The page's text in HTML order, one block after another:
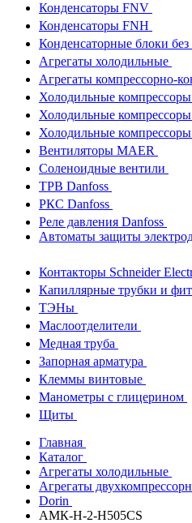
Конденсаторы FNV
Конденсаторы FNH
Конденсаторные блоки
Агрегаты холодильные
Агрегаты компрессорно-
Холодильные
Холодильные
Холодильные
Вентиляторы MAER
Соленоидные вентили
ТРВ Danfoss
РКС Danfoss
Реле давления Danfoss
Автоматы защиты
Контакторы Schneider
Капиллярные трубки и
ТЭНы
Маслоотделители
Медная труба
Запорная арматура
Клеммы винтовые
Манометры с глицерином
Щиты
Главная
Каталог
Агрегаты холодильные
Агрегаты
Dorin
АМК-Н-2-H505CS